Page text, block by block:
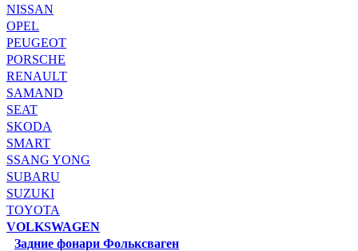
NISSAN
OPEL
PEUGEOT
PORSCHE
RENAULT
SAMAND
SEAT
SKODA
SMART
SSANG YONG
SUBARU
SUZUKI
TOYOTA
VOLKSWAGEN
Задние фонари Фольксваген